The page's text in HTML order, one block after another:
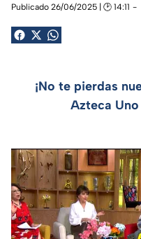
Publicado 26/06/2025 | 🕑 14:11
¡No te pierdas
Azteca